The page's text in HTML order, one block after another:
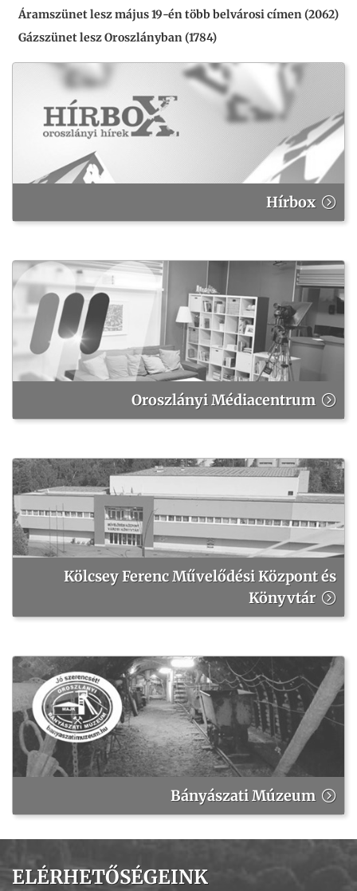
Áramszünet lesz május 19-én több belvárosi címen (2062)
Gázszünet lesz Oroszlányban (1784)
Hírbox
Oroszlányi Médiacentrum
Kölcsey Ferenc Művelődési Központ és
Könyvtár
Bányászati Múzeum
ELÉRHETŐSÉGEINK